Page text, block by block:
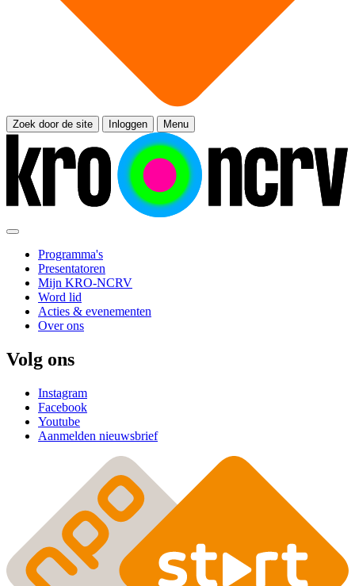
Zoek door de site Inloggen Menu
Programma's
Presentatoren
Mijn KRO-NCRV
Word lid
Acties & evenementen
Over ons
Volg ons
Instagram
Facebook
Youtube
Aanmelden nieuwsbrief